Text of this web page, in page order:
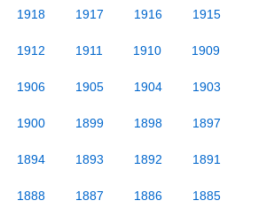
1918 1917 1916 1915
1912 1911 1910 1909
1906 1905 1904 1903
1900 1899 1898 1897
1894 1893 1892 1891
1888 1887 1886 1885